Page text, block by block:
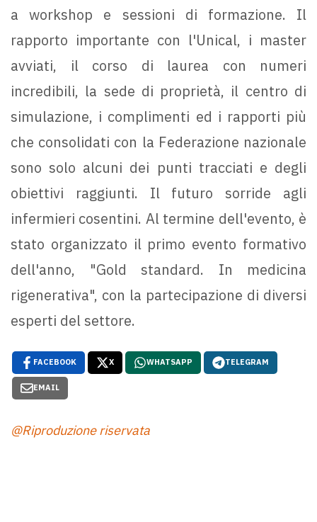
a workshop e sessioni di formazione. Il
rapporto importante con l'Unical, i master
avviati, il corso di laurea con numeri
incredibili, la sede di proprietà, il centro di
simulazione, i complimenti ed i rapporti più
che consolidati con la Federazione nazionale
sono solo alcuni dei punti tracciati e degli
obiettivi raggiunti. Il futuro sorride agli
infermieri cosentini. Al termine dell'evento, è
stato organizzato il primo evento formativo
dell'anno, "Gold standard. In medicina
rigenerativa", con la partecipazione di diversi
esperti del settore.
FACEBOOK X WHATSAPP TELEGRAM
EMAIL
@Riproduzione riservata